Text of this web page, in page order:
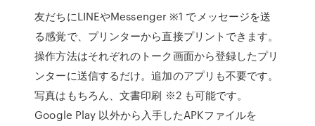
友だちにLINEやMessenger ※1 でメッセージを送
る感覚で、プリンターから直接プリントできます。
操作方法はそれぞれのトーク画面から登録したプリ
ンターに送信するだけ。追加のアプリも不要です。
写真はもちろん、文書印刷 ※2 も可能です。
Google Play 以外から入手したAPKファイルを